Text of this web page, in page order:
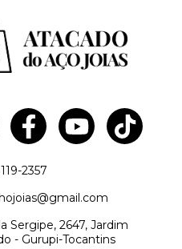
2357
Sergipe, 2647, Jardim
- Gurupi-Tocantins